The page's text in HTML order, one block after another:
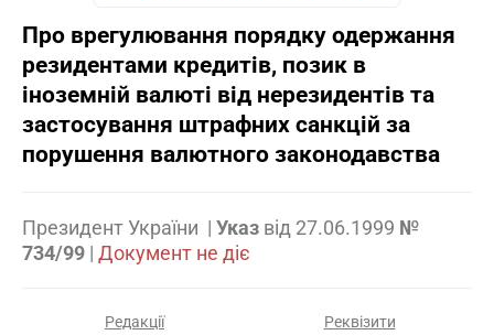
Про врегулювання порядку одержання
резидентами кредитів, позик в
іноземній валюті від нерезидентів та
застосування штрафних санкцій за
порушення валютного законодавства
Президент України | Указ від 27.06.1999 №
734/99 | Документ не діє
Редакції Реквізити